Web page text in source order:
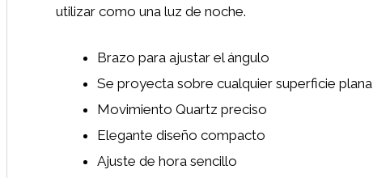
utilizar como una luz de noche.
Brazo para ajustar el ángulo
Se proyecta sobre cualquier superficie plana
Movimiento Quartz preciso
Elegante diseño compacto
Ajuste de hora sencillo